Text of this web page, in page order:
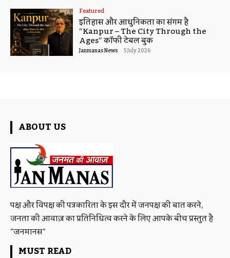
Featured
इतिहास और आधुनिकता का संगम है
“Kanpur – The City Through the
Ages” कॉफी टेबल बुक
Janmanas News - 5 July 2026
ABOUT US
पक्ष और विपक्ष की पत्रकारिता के इस दौर में जनपक्ष की बात करने,
जनता की आवाज़ का प्रतिनिधित्व करने के लिए आपके बीच प्रस्तुत है
"जनमानस"
MUST READ